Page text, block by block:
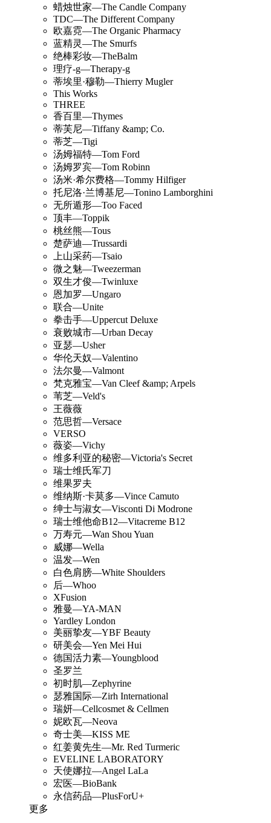
蜡烛世家—The Candle Company
TDC—The Different Company
欧嘉霓—The Organic Pharmacy
蓝精灵—The Smurfs
绝棒彩妆—TheBalm
理疗-g—Therapy-g
蒂埃里·穆勒—Thierry Mugler
This Works
THREE
香百里—Thymes
蒂芙尼—Tiffany &amp; Co.
蒂芝—Tigi
汤姆福特—Tom Ford
汤姆罗宾—Tom Robinn
汤米·希尔费格—Tommy Hilfiger
托尼洛·兰博基尼—Tonino Lamborghini
无所遁形—Too Faced
顶丰—Toppik
桃丝熊—Tous
楚萨迪—Trussardi
上山采药—Tsaio
微之魅—Tweezerman
双生才俊—Twinluxe
恩加罗—Ungaro
联合—Unite
拳击手—Uppercut Deluxe
衰败城市—Urban Decay
亚瑟—Usher
华伦天奴—Valentino
法尔曼—Valmont
梵克雅宝—Van Cleef &amp; Arpels
苇芝—Veld's
王薇薇
范思哲—Versace
VERSO
薇姿—Vichy
维多利亚的秘密—Victoria's Secret
瑞士维氏军刀
维果罗夫
维纳斯·卡莫多—Vince Camuto
绅士与淑女—Visconti Di Modrone
瑞士维他命B12—Vitacreme B12
万寿元—Wan Shou Yuan
威娜—Wella
温发—Wen
白色肩膀—White Shoulders
后—Whoo
XFusion
雅曼—YA-MAN
Yardley London
美丽挚友—YBF Beauty
研美会—Yen Mei Hui
德国活力素—Youngblood
圣罗兰
初时肌—Zephyrine
瑟雅国际—Zirh International
瑞妍—Cellcosmet & Cellmen
妮欧瓦—Neova
奇士美—KISS ME
红姜黄先生—Mr. Red Turmeric
EVELINE LABORATORY
天使娜拉—Angel LaLa
宏医—BioBank
永信药品—PlusForU+
更多